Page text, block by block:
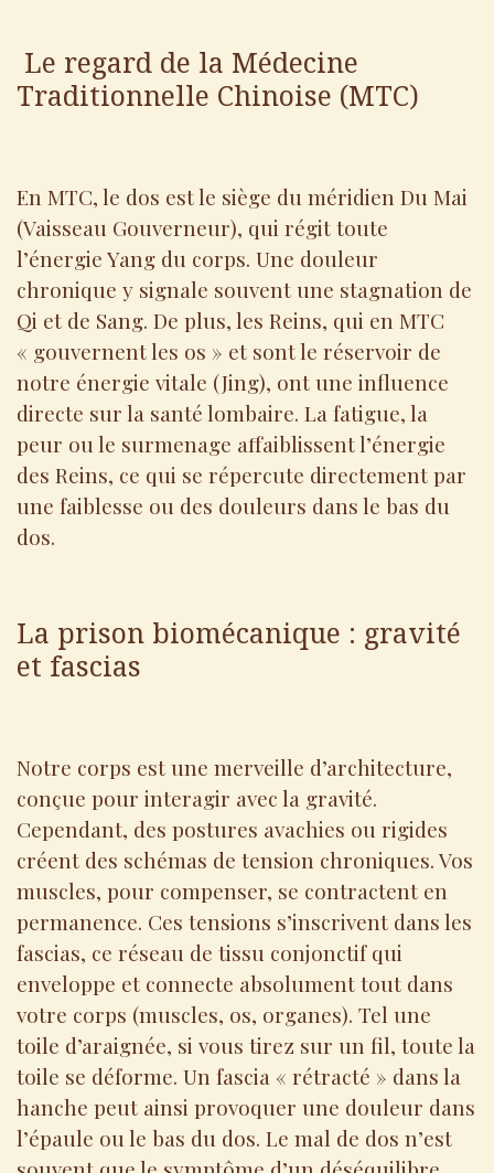
Le regard de la Médecine
Traditionnelle Chinoise (MTC)
En MTC, le dos est le siège du méridien Du Mai
(Vaisseau Gouverneur), qui régit toute
l’énergie Yang du corps. Une douleur
chronique y signale souvent une stagnation de
Qi et de Sang. De plus, les Reins, qui en MTC
« gouvernent les os » et sont le réservoir de
notre énergie vitale (Jing), ont une influence
directe sur la santé lombaire. La fatigue, la
peur ou le surmenage affaiblissent l’énergie
des Reins, ce qui se répercute directement par
une faiblesse ou des douleurs dans le bas du
dos.
La prison biomécanique : gravité
et fascias
Notre corps est une merveille d’architecture,
conçue pour interagir avec la gravité.
Cependant, des postures avachies ou rigides
créent des schémas de tension chroniques. Vos
muscles, pour compenser, se contractent en
permanence. Ces tensions s’inscrivent dans les
fascias, ce réseau de tissu conjonctif qui
enveloppe et connecte absolument tout dans
votre corps (muscles, os, organes). Tel une
toile d’araignée, si vous tirez sur un fil, toute la
toile se déforme. Un fascia « rétracté » dans la
hanche peut ainsi provoquer une douleur dans
l’épaule ou le bas du dos. Le mal de dos n’est